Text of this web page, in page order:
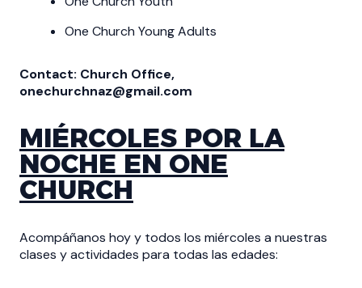
One Church Young Adults
Contact: Church Office,
onechurchnaz@gmail.com
MIÉRCOLES POR LA
NOCHE EN ONE
CHURCH
Acompáñanos hoy y todos los miércoles a nuestras
clases y actividades para todas las edades: